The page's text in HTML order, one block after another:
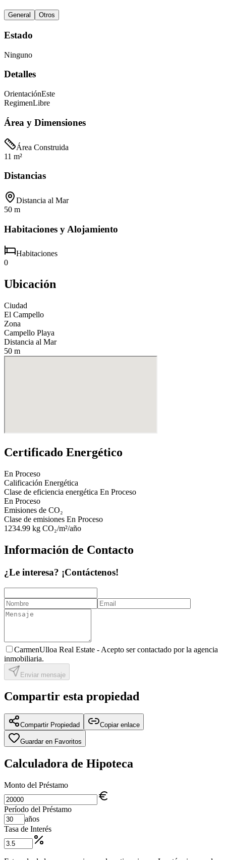
General Otros
Estado
Ninguno
Detalles
OrientaciónEste
RegimenLibre
Área y Dimensiones
Área Construida
11 m²
Distancias
Distancia al Mar
50 m
Habitaciones y Alojamiento
Habitaciones
0
Ubicación
Ciudad
El Campello
Zona
Campello Playa
Distancia al Mar
50 m
Certificado Energético
En Proceso
Calificación Energética
Clase de eficiencia energética En Proceso
En Proceso
Emisiones de CO₂
Clase de emisiones En Proceso
1234.99 kg CO₂/m²/año
Información de Contacto
¿Le interesa? ¡Contáctenos!
CarmenUlloa Real Estate - Acepto ser contactado por la agencia
inmobiliaria.
Enviar mensaje
Compartir esta propiedad
Compartir Propiedad Copiar enlace
Guardar en Favoritos
Calculadora de Hipoteca
Monto del Préstamo
Período del Préstamo
años
Tasa de Interés